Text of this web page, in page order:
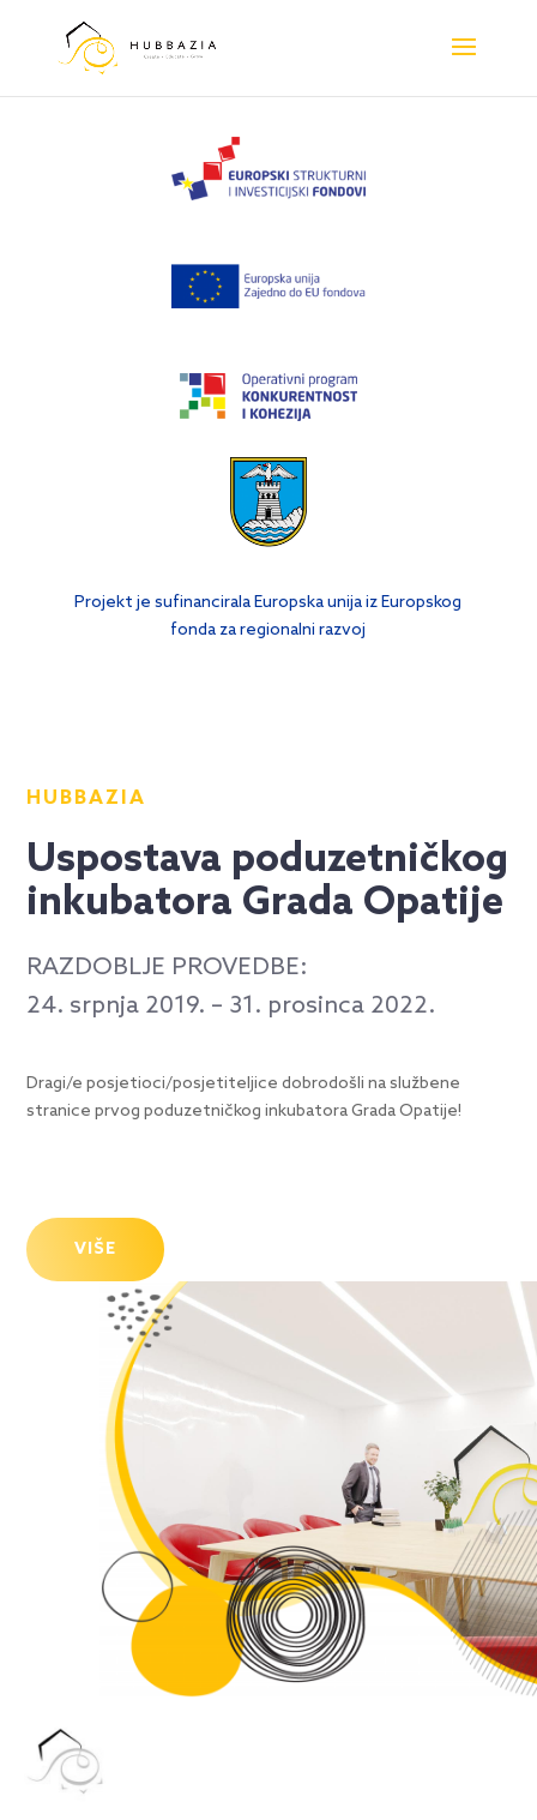
Projekt je sufinancirala Europska unija iz Europskog
fonda za regionalni razvoj
HUBBAZIA
Uspostava poduzetničkog
inkubatora Grada Opatije
RAZDOBLJE PROVEDBE:
24. srpnja 2019. – 31. prosinca 2022.
Dragi/e posjetioci/posjetiteljice dobrodošli na službene
stranice prvog poduzetničkog inkubatora Grada Opatije!
VIŠE